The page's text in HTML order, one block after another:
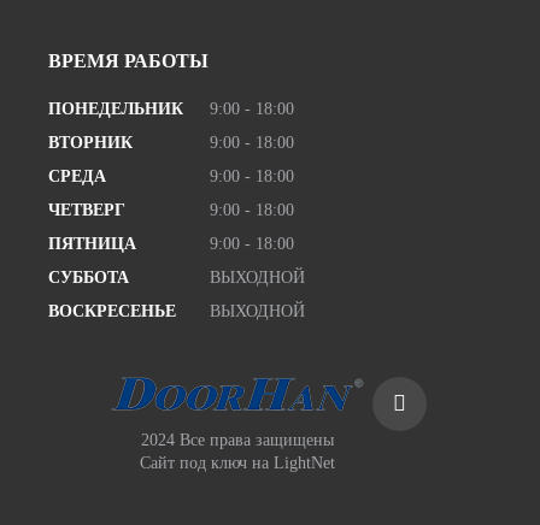
ВРЕМЯ РАБОТЫ
ПОНЕДЕЛЬНИК
9:00 - 18:00
ВТОРНИК
9:00 - 18:00
СРЕДА
9:00 - 18:00
ЧЕТВЕРГ
9:00 - 18:00
ПЯТНИЦА
9:00 - 18:00
СУББОТА
ВЫХОДНОЙ
ВОСКРЕСЕНЬЕ
ВЫХОДНОЙ
2024 Все права защищены
Сайт под ключна LightNet